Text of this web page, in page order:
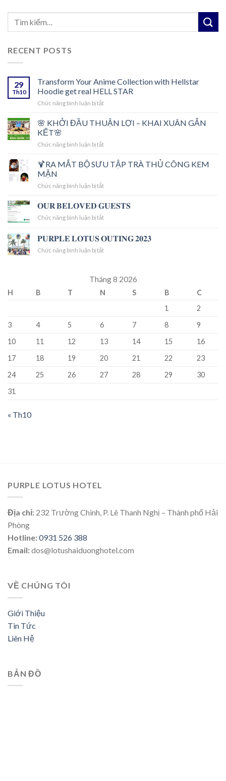
RECENT POSTS
29
Th10
Transform Your Anime Collection with Hellstar
Hoodie get real HELL STAR
Chức năng bình luận bị tắtở
Your
Anime
with
Hoodie
HELL
🌸 KHỞI ĐẦU THUẬN LỢI – KHAI XUÂN GẮN
KẾT🌸
Chức năng bình luận bị tắtở
KHỞI
ĐẦU
LỢI
KHAI
GẮN
🌸
🍹RA MẮT BỘ SƯU TẬP TRÀ THỦ CÔNG KEM
MẶN
Chức năng bình luận bị tắtở
RA
MẮT
BỘ
TẬP
THỦ
MẶN
𝐎𝐔𝐑 𝐁𝐄𝐋𝐎𝐕𝐄𝐃 𝐆𝐔𝐄𝐒𝐓𝐒
Chức năng bình luận bị tắtở
𝐆𝐔𝐄𝐒𝐓𝐒
𝐏𝐔𝐑𝐏𝐋𝐄 𝐋𝐎𝐓𝐔𝐒 𝐎𝐔𝐓𝐈𝐍𝐆 𝟐𝟎𝟐𝟑
Chức năng bình luận bị tắtở
𝐎𝐔𝐓𝐈𝐍𝐆
𝟐𝟎𝟐𝟑
Tháng 8 2026
H B T N S B
C
1
2
3
4 5 6 7 8
9
10
11 12 13 14 15
16
17
18 19 20 21 22
23
24
25 26 27 28 29
30
31
« Th10
PURPLE LOTUS HOTEL
Địa chỉ: 232 Trường Chinh, P. Lê Thanh Nghị – Thành phố Hải
Phòng
Hotline:0931 526 388
Email:dos@lotushaiduonghotel.com
VỀ CHÚNG TÔI
Giới Thiệu
Tin Tức
Liên Hệ
BẢN ĐỒ